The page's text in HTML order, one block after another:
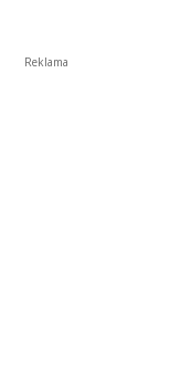
Reklama